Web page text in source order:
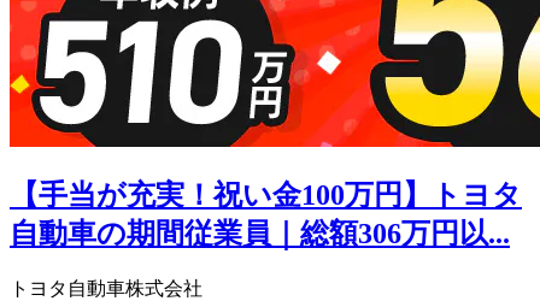
【手当が充実！祝い金100万円】トヨタ
自動車の期間従業員｜総額306万円以...
トヨタ自動車株式会社